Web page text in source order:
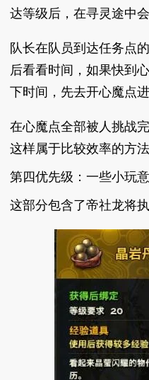
达等级后，在寻灵途中
队长在队员到达任务点
后看看时间，如果快到
下时间，先去开心魔点
在心魔点全部被人挑战
这样属于比较效率的方法
第四优先级：一些小玩意
这部分包含了帝社龙将